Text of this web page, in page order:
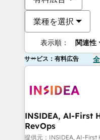
業種を選択
表示順： 関連性
サービス：有料広告
INSIDEA, AI-First
RevOps
提供元：INSIDEA, AI-First